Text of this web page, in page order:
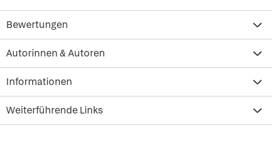
Bewertungen
Autorinnen & Autoren
Informationen
Weiterführende Links